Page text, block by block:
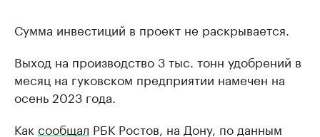
Сумма инвестиций в проект не раскрывается.
Выход на производство 3 тыс. тонн удобрений в
месяц на гуковском предприятии намечен на
осень 2023 года.
Как сообщал РБК Ростов, на Дону, по данным